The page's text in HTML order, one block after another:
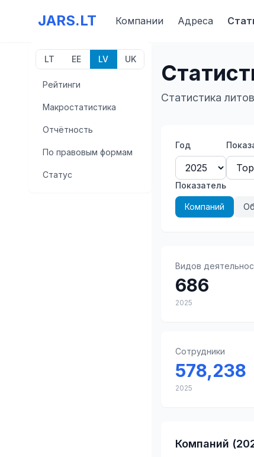
JARS.LT Компании Адреса
LT EE LV UK
Рейтинги
Макростатистика
Отчётность
По правовым формам
Статус
Статистика
Год
Показатель
Компаний
Видов
686
2025
Сотрудники
578,238
2025
Компаний (